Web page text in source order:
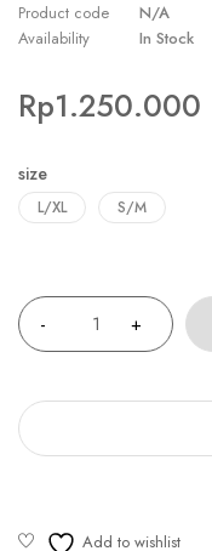
Product code
N/A
Availability
In Stock
Rp1.250.000
size
L/XL S/M